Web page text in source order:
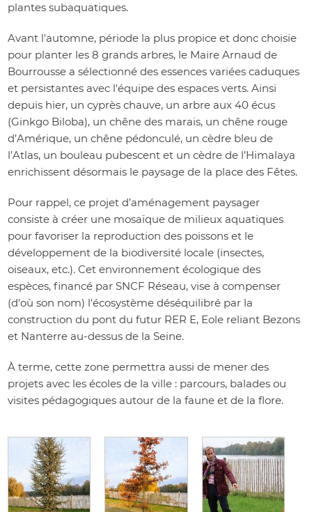
plantes subaquatiques.
Avant l'automne, période la plus propice et donc choisie
pour planter les 8 grands arbres, le Maire Arnaud de
Bourrousse a sélectionné des essences variées caduques
et persistantes avec l'équipe des espaces verts. Ainsi
depuis hier, un cyprès chauve, un arbre aux 40 écus
(Ginkgo Biloba), un chêne des marais, un chêne rouge
d’Amérique, un chêne pédonculé, un cèdre bleu de
l’Atlas, un bouleau pubescent et un cèdre de l’Himalaya
enrichissent désormais le paysage de la place des Fêtes.
Pour rappel, ce projet d’aménagement paysager
consiste à créer une mosaïque de milieux aquatiques
pour favoriser la reproduction des poissons et le
développement de la biodiversité locale (insectes,
oiseaux, etc.). Cet environnement écologique des
espèces, financé par SNCF Réseau, vise à compenser
(d'où son nom) l'écosystème déséquilibré par la
construction du pont du futur RER E, Eole reliant Bezons
et Nanterre au-dessus de la Seine.
À terme, cette zone permettra aussi de mener des
projets avec les écoles de la ville : parcours, balades ou
visites pédagogiques autour de la faune et de la flore.